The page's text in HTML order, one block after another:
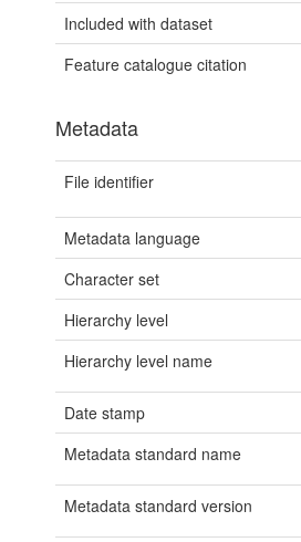
Included with dataset
Feature catalogue citation
Metadata
File identifier
Metadata language
Character set
Hierarchy level
Hierarchy level name
Date stamp
Metadata standard name
Metadata standard version